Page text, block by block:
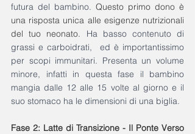
futura del bambino. Questo primo dono è
una risposta unica alle esigenze nutrizionali
del tuo neonato. Ha basso contenuto di
grassi e carboidrati,  ed è importantissimo
per scopi immunitari. Presenta un volume
minore, infatti in questa fase il bambino
mangia dalle 12 alle 15 volte al giorno e il
suo stomaco ha le dimensioni di una biglia.
Fase 2: Latte di Transizione - Il Ponte Verso